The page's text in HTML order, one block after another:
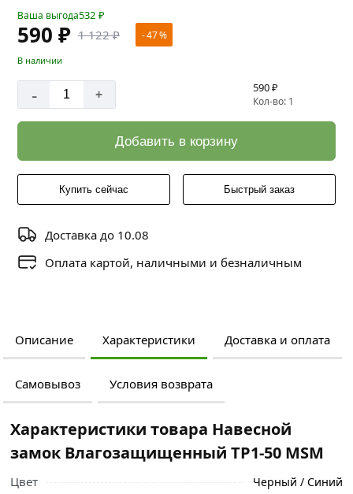
Ваша выгода532 ₽
590 ₽ 1 122 ₽ - 47 %
В наличии
- + 590 ₽
Кол-во: 1
Добавить в корзину
Купить сейчас Быстрый заказ
Доставка до 10.08
Оплата картой, наличными и безналичным
Описание Характеристики Доставка и оплата
Самовывоз Условия возврата
Характеристики товара Навесной
замок Влагозащищенный TP1-50 MSM
Цвет Черный / Синий